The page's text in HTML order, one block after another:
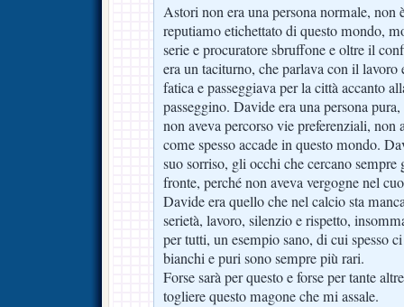
Astori non era una persona normale, non
reputiamo etichettato di questo mondo,
serie e procuratore sbruffone e oltre il
era un taciturno, che parlava con il lavoro
fatica e passeggiava per la città accanto
passeggino. Davide era una persona
non aveva percorso vie preferenziali, non
come spesso accade in questo mondo.
suo sorriso, gli occhi che cercano
fronte, perché non aveva vergogne nel
Davide era quello che nel calcio sta
serietà, lavoro, silenzio e rispetto,
per tutti, un esempio sano, di cui spesso
bianchi e puri sono sempre più rari.
Forse sarà per questo e forse per tante
togliere questo magone che mi assale.